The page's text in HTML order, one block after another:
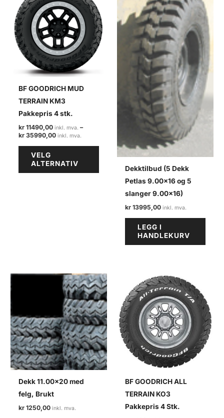
BF GOODRICH MUD
TERRAIN KM3
Pakkepris 4 stk.
kr 11490,00
–
kr 35990,00
kr 35990,00
VELG
ALTERNATIV
Dette
har
varianter.
Alternativene
Dekktilbud (5 Dekk
Petlas 9.00×16 og 5
slanger 9.00×16)
kr 13995,00
LEGG I
HANDLEKURV
Dekk 11.00×20 med
felg, Brukt
kr 1250,00
BF GOODRICH ALL
TERRAIN KO3
Pakkepris 4 Stk.